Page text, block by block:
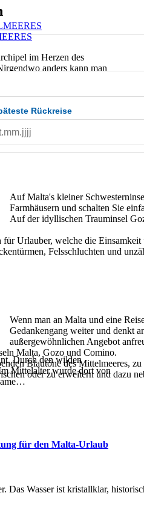
im Herzen des
anders kann man
Durch den wilden
Mittelalter wurde dort von
…
Rückreise
Auf Malta's kleiner
Farmhäusern und schalten Sie
Auf der idyllischen Trauminsel
Urlauber, welche die Einsamkeit
Felsschluchten und
Wenn man an Malta und eine
Gedankengang weiter und denkt
außergewöhnlichen Angebot
Malta, Gozo und Comino.
Blautöne des Mittelmeeres,
oder zu erweitern und dazu
für den Malta-Urlaub
Das Wasser ist kristallklar,